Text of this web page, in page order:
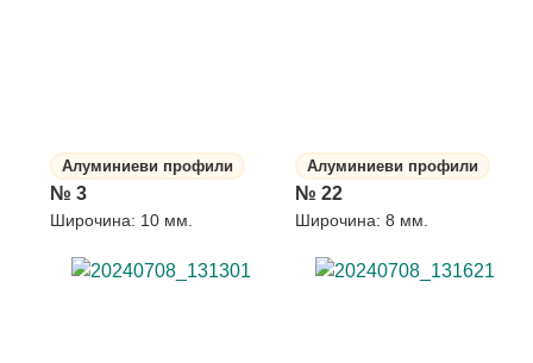
Алуминиеви профили
№ 3
Широчина: 10 мм.
Алуминиеви профили
№ 22
Широчина: 8 мм.